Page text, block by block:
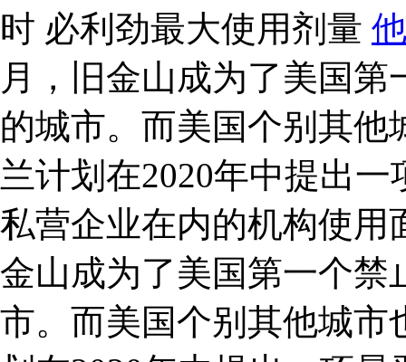
时 必利劲最大使用剂量
月，旧金山成为了美国
的城市。而美国个别其
兰计划在2020年中提出
私营企业在内的机构使用
金山成为了美国第一个禁
市。而美国个别其他城市